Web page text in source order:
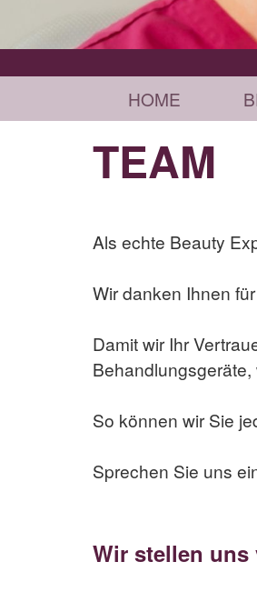
HOME
TEAM
Als echte Beauty
Wir danken Ihnen
Damit wir Ihr
So können wir Sie
Sprechen Sie uns
Wir stellen uns